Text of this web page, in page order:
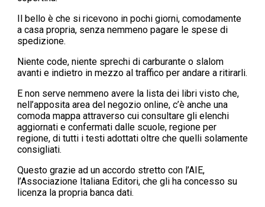
Il bello è che si ricevono in pochi giorni, comodamente
a casa propria, senza nemmeno pagare le spese di
spedizione.
Niente code, niente sprechi di carburante o slalom
avanti e indietro in mezzo al traffico per andare a ritirarli.
E non serve nemmeno avere la lista dei libri visto che,
nell’apposita area del negozio online, c’è anche una
comoda mappa attraverso cui consultare gli elenchi
aggiornati e confermati dalle scuole, regione per
regione, di tutti i testi adottati oltre che quelli solamente
consigliati.
Questo grazie ad un accordo stretto con l’AIE,
l’Associazione Italiana Editori, che gli ha concesso su
licenza la propria banca dati.